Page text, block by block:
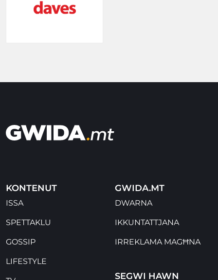
KONTENUT
ISSA
SPETTAKLU
GOSSIP
LIFESTYLE
GWIDA.MT
DWARNA
IKKUNTATTJANA
IRREKLAMA MAGĦNA
SEGWI HAWN